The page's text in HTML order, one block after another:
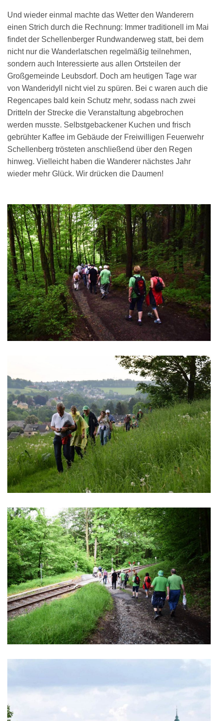
Und wieder einmal machte das Wetter den Wanderern
einen Strich durch die Rechnung: Immer traditionell im Mai
findet der Schellenberger Rundwanderweg statt, bei dem
nicht nur die Wanderlatschen regelmäßig teilnehmen,
sondern auch Interessierte aus allen Ortsteilen der
Großgemeinde Leubsdorf. Doch am heutigen Tage war
von Wanderidyll nicht viel zu spüren. Bei c waren auch die
Regencapes bald kein Schutz mehr, sodass nach zwei
Dritteln der Strecke die Veranstaltung abgebrochen
werden musste. Selbstgebackener Kuchen und frisch
gebrühter Kaffee im Gebäude der Freiwilligen Feuerwehr
Schellenberg trösteten anschließend über den Regen
hinweg. Vielleicht haben die Wanderer nächstes Jahr
wieder mehr Glück. Wir drücken die Daumen!